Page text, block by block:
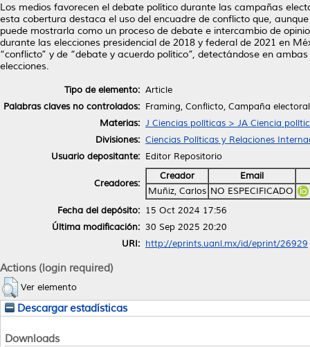
Los medios favorecen el debate político durante las campañas
esta cobertura destaca el uso del encuadre de conflicto que,
puede mostrarla como un proceso de debate e intercambio de
durante las elecciones presidencial de 2018 y federal de 2021 en
“conflicto” y de “debate y acuerdo político”, detectándose en
elecciones.
Tipo de elemento: Article
Palabras claves no controlados: Framing, Conflicto, Campaña
Materias: J Ciencias políticas > JA Ciencia
Divisiones: Ciencias Políticas y Relaciones
Usuario depositante: Editor Repositorio
Creadores:
Creador
Email
Muñiz, Carlos NO ESPECIFICADO
Fecha del depósito: 15 Oct 2024 17:56
Última modificación: 30 Sep 2025 20:20
URI: http://eprints.uanl.mx/id/eprint/26929
Actions (login required)
Ver elemento
Descargar estadísticas
Downloads